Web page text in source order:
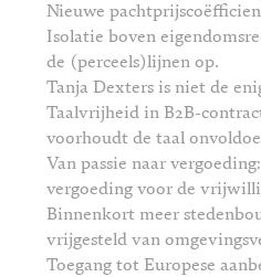
Nieuwe
Isolatie boven
de (perceels)lijnen op.
Tanja Dexters is niet de
Taalvrijheid in B2B-
voorhoudt de taal
Van passie naar
vergoeding voor de
Binnenkort meer
vrijgesteld van
Toegang tot Europese